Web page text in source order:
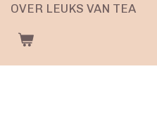
OVER LEUKS VAN TEA